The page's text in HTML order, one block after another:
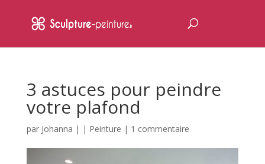
3 astuces pour peindre
votre plafond
par Johanna | | Peinture | 1 commentaire